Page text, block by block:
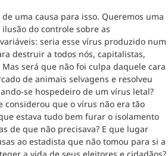
uma causa para isso. Queremos uma
do controle sobre as
seria esse vírus produzido num
destruir a todos nós, capitalistas,
será que não foi culpa daquele cara
de animais selvagens e resolveu
se hospedeiro de um vírus letal?
considerou que o vírus não era tão
estava tudo bem furar o isolamento
de que não precisava? E que lugar
ao estadista que não tomou para si a
a vida de seus eleitores e cidadãos?